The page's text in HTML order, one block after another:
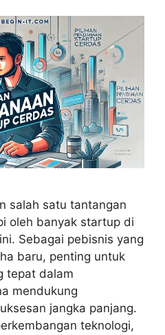
salah satu tantangan
oleh banyak startup di
Sebagai pebisnis yang
baru, penting untuk
tepat dalam
mendukung
jangka panjang.
teknologi,